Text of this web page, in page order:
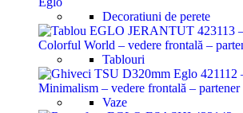
Decoratiuni de perete
Tablouri
Vaze